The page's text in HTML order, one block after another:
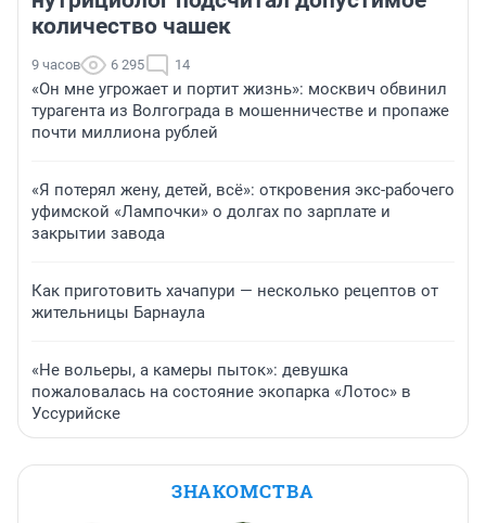
количество чашек
9 часов 6 295 14
«Он мне угрожает и портит жизнь»: москвич обвинил
турагента из Волгограда в мошенничестве и пропаже
почти миллиона рублей
«Я потерял жену, детей, всё»: откровения экс-рабочего
уфимской «Лампочки» о долгах по зарплате и
закрытии завода
Как приготовить хачапури — несколько рецептов от
жительницы Барнаула
«Не вольеры, а камеры пыток»: девушка
пожаловалась на состояние экопарка «Лотос» в
Уссурийске
ЗНАКОМСТВА